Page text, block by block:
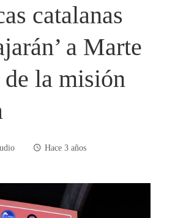
catalanas
a Marte
la misión
Hace 3 años